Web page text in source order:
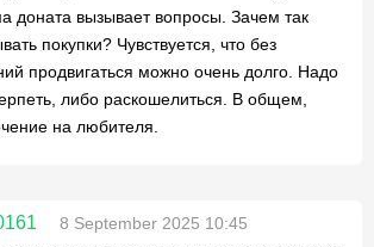
доната вызывает вопросы. Зачем так
покупки? Чувствуется, что без
продвигаться можно очень долго. Надо
либо раскошелиться. В общем,
на любителя.
8 September 2025 10:45